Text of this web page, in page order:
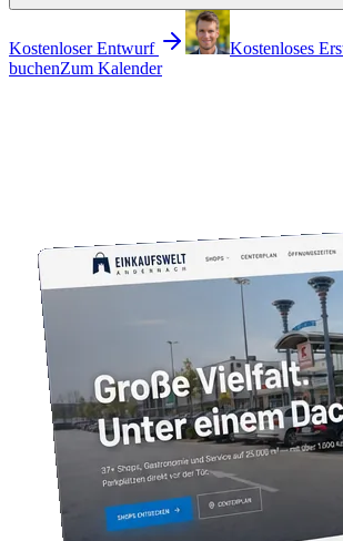
Kostenloser Entwurf Kostenloses
buchenZum Kalender